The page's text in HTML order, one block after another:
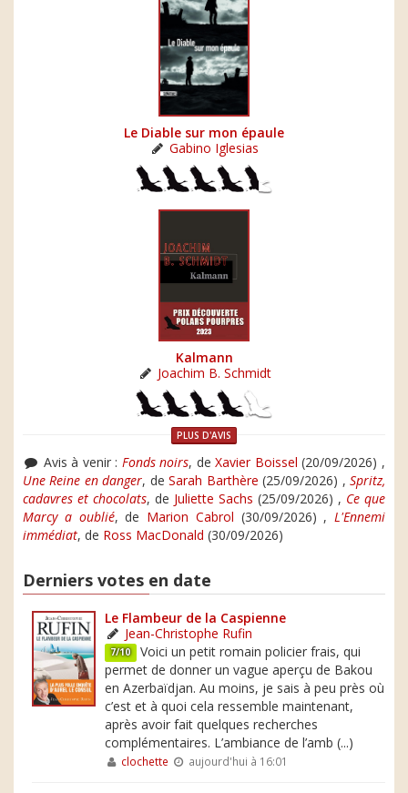
Le Diable sur mon épaule
Gabino Iglesias
Kalmann
Joachim B. Schmidt
PLUS D'AVIS
Avis à venir : Fonds noirs, deXavier Boissel (20/09/2026) ,
Une Reine en danger, deSarah Barthère (25/09/2026) ,Spritz,
cadavres et chocolats, de Juliette Sachs (25/09/2026) , Ce que
Marcy a oublié, de Marion Cabrol (30/09/2026) , L'Ennemi
immédiat, de Ross MacDonald (30/09/2026)
Derniers votes en date
Le Flambeur de la Caspienne
Jean-Christophe Rufin
7/10 Voici un petit romain policier frais, qui
permet de donner un vague aperçu de Bakou
en Azerbaïdjan. Au moins, je sais à peu près où
c’est et à quoi cela ressemble maintenant,
après avoir fait quelques recherches
complémentaires. L’ambiance de l’amb (...)
clochette aujourd'hui à 16:01